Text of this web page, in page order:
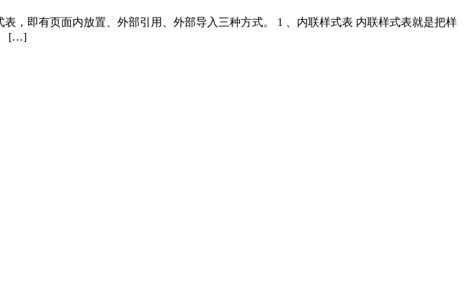
，即有页面内放置、外部引用、外部导入三种方式。 1 、内联样式表 内联样式表就是把样
[…]